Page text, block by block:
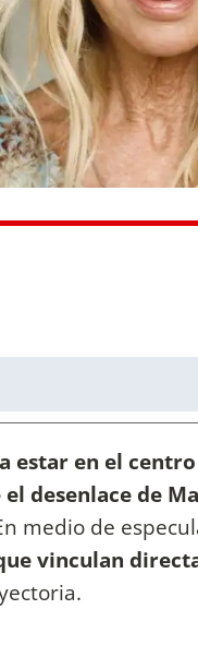
estar en el
desenlace de
medio de
vinculan